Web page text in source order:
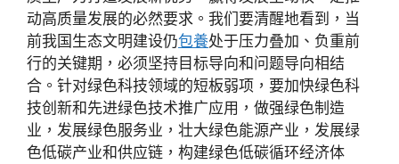
动高质量发展的必然要求。我们要清醒地看到，当
前我国生态文明建设仍包養处于压力叠加、负重前
行的关键期，必须坚持目标导向和问题导向相结
合。针对绿色科技领域的短板弱项，要加快绿色科
技创新和先进绿色技术推广应用，做强绿色制造
业，发展绿色服务业，壮大绿色能源产业，发展绿
色低碳产业和供应链，构建绿色低碳循环经济体